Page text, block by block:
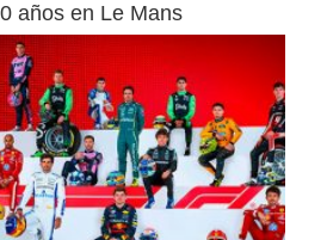
años en Le Mans